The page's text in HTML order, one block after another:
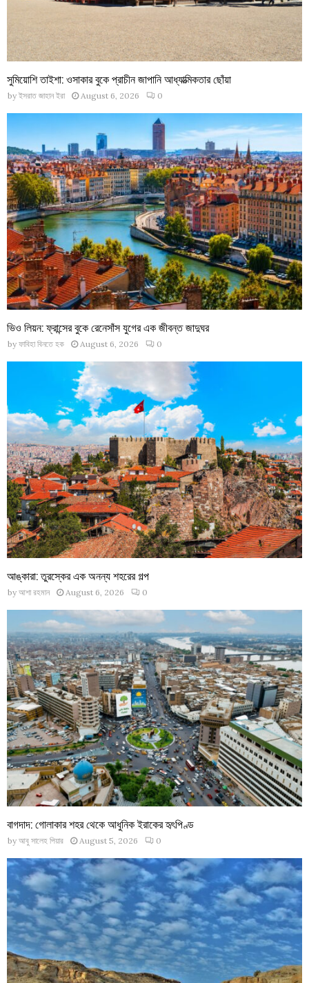
সুমিয়োশি তাইশা: ওসাকার বুকে প্রাচীন জাপানি আধ্যাত্মিকতার ছোঁয়া
by ইসরাত জাহান ইরা August 6, 2026 0
ভিও লিয়ন: ফ্রান্সের বুকে রেনেসাঁস যুগের এক জীবন্ত জাদুঘর
by ফাবিহা বিনতে হক August 6, 2026 0
আঙ্কারা: তুরস্কের এক অনন্য শহরের গল্প
by আশা রহমান August 6, 2026 0
বাগদাদ: গোলাকার শহর থেকে আধুনিক ইরাকের হৃৎপিণ্ড
by আবু সালেহ পিয়ার August 5, 2026 0